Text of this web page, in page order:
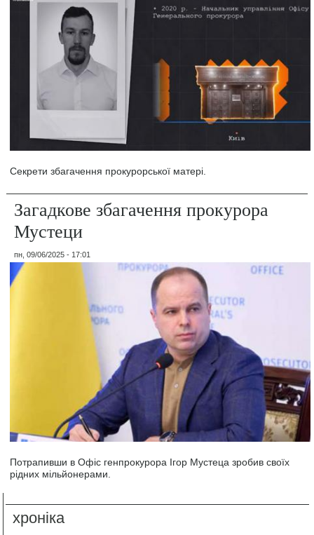
Секрети збагачення прокурорської матері.
Загадкове збагачення прокурора
Мустеци
пн, 09/06/2025 - 17:01
Потрапивши в Офіс генпрокурора Ігор Мустеца зробив своїх
рідних мільйонерами.
хроніка